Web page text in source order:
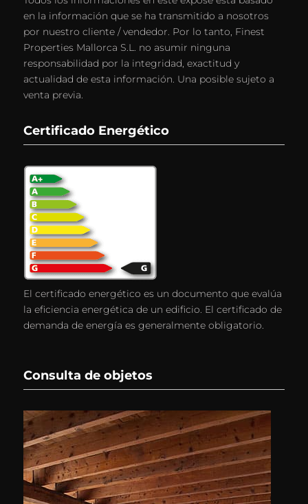
en la información que se ha transmitido a nosotros
por nuestro cliente / vendedor. Por lo tanto, Finest
Properties Mallorca S.L. no asumir ninguna
responsabilidad por la integridad, exactitud y
actualidad de esta información. Una posible sujeto a
venta previa.
Certificado Energético
El certificado energético es un documento que evalúa
la eficiencia energética de un edificio. El certificado de
demanda de energía es generalmente obligatorio.
Consulta de objetos